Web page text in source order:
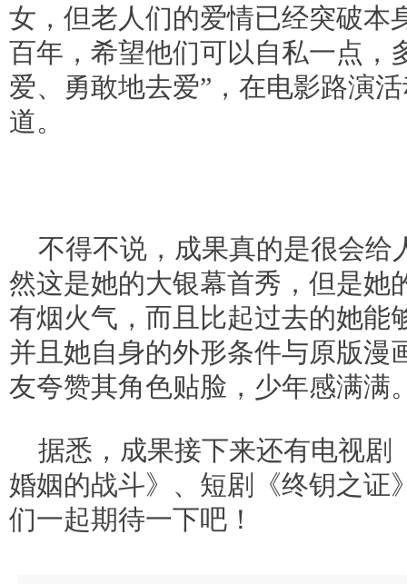
女，但老人们的爱情已经突破本
百年，希望他们可以自私一点，
爱、勇敢地去爱”，在电影路演
道。
不得不说，成果真的是很会给
然这是她的大银幕首秀，但是她
有烟火气，而且比起过去的她能
并且她自身的外形条件与原版漫
友夸赞其角色贴脸，少年感满满
据悉，成果接下来还有电视剧
婚姻的战斗》、短剧《终钥之证
们一起期待一下吧！